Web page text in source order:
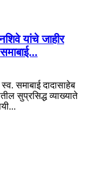
यांचे जाहीर
समाबाई दादासाहेब
सुप्रसिद्ध व्याख्याते